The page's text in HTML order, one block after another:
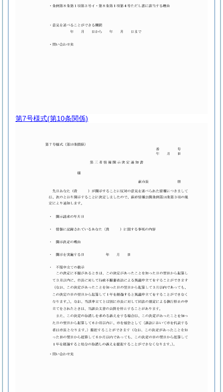
第7号様式(第10条関係)